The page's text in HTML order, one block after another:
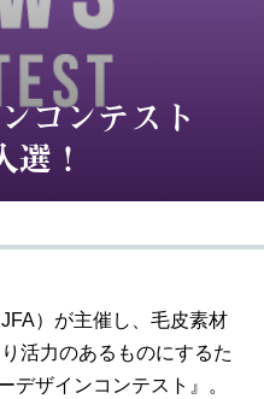
コンテスト
！
）が主催し、毛皮素材
活力のあるものにするた
デザインコンテスト』。